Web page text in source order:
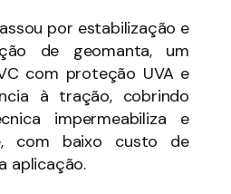
por estabilização e
de geomanta, um
com proteção UVA e
à tração, cobrindo
impermeabiliza e
com baixo custo de
aplicação.